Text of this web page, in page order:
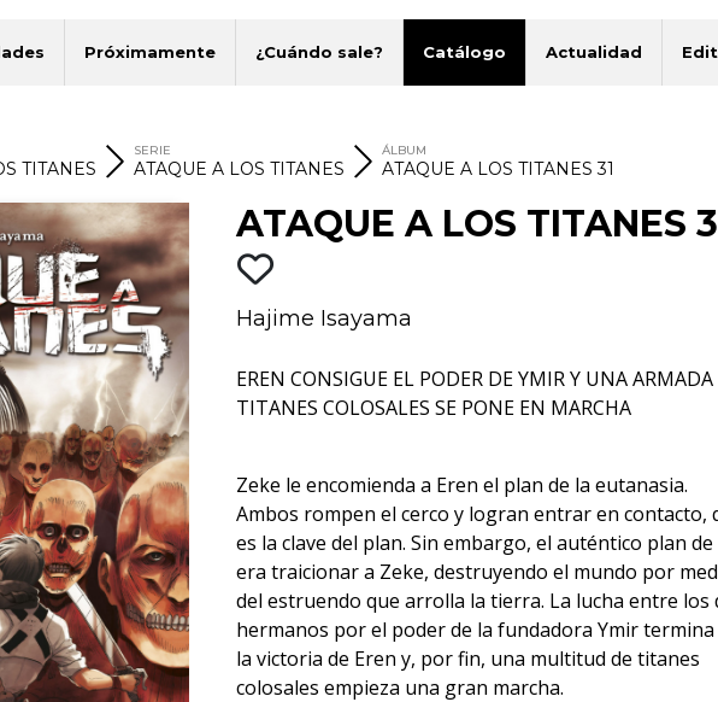
Próximamente ¿Cuándo sale? Catálogo Actualidad
TITANES
SERIE
ATAQUE A LOS TITANES
ÁLBUM
ATAQUE A LOS TITANES 31
ATAQUE A LOS TITANES
Hajime Isayama
EREN CONSIGUE EL PODER DE YMIR Y UNA ARMADA
TITANES COLOSALES SE PONE EN MARCHA
Zeke le encomienda a Eren el plan de la eutanasia.
Ambos rompen el cerco y logran entrar en contacto,
es la clave del plan. Sin embargo, el auténtico plan de
era traicionar a Zeke, destruyendo el mundo por
del estruendo que arrolla la tierra. La lucha entre los
hermanos por el poder de la fundadora Ymir termina
la victoria de Eren y, por fin, una multitud de titanes
colosales empieza una gran marcha.